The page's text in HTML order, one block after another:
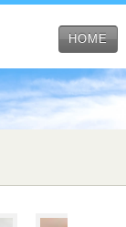
HOME